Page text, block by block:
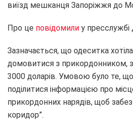
виїзд мешканця Запоріжжя до
Про це повідомили у
Зазначається, що одеситка
домовитися з прикордонником,
3000 доларів. Умовою було те,
поділитися інформацією про
прикордонних нарядів, щоб
коридор”.